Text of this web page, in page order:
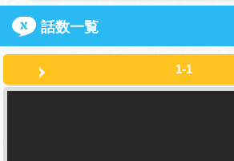
話数一覧
1-1